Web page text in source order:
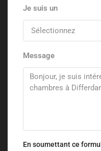
Je suis un
Sélectionnez
Message
En soumettant ce